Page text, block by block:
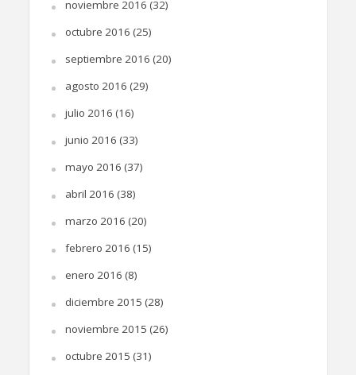
noviembre 2016 (32)
octubre 2016 (25)
septiembre 2016 (20)
agosto 2016 (29)
julio 2016 (16)
junio 2016 (33)
mayo 2016 (37)
abril 2016 (38)
marzo 2016 (20)
febrero 2016 (15)
enero 2016 (8)
diciembre 2015 (28)
noviembre 2015 (26)
octubre 2015 (31)